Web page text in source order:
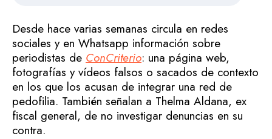
Desde hace varias semanas circula en redes
sociales y en Whatsapp información sobre
periodistas de ConCriterio: una página web,
fotografías y vídeos falsos o sacados de contexto
en los que los acusan de integrar una red de
pedofilia. También señalan a Thelma Aldana, ex
fiscal general, de no investigar denuncias en su
contra.